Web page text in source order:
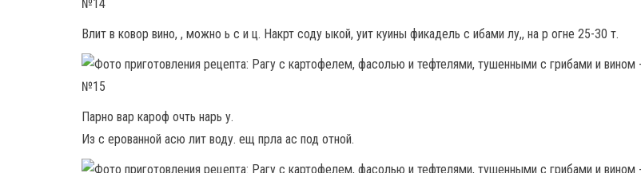
Влит в ковор вино, , можно ь с и ц. Накрт соду ыкой, уит куины фикадель с ибами лу,, на р огне 25-30 т.
Парно вар кароф очть нарь у.
Из с ерованной асю лит воду. ещ прла ас под отной.